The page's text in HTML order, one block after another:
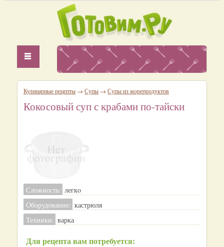
Кулинарные рецепты → Супы → Супы из морепродуктов
Кокосовый суп с крабами по-тайски
Сложность: легкo
Оборудование: кастрюля
Техники: варка
Для рецепта вам потребуется: